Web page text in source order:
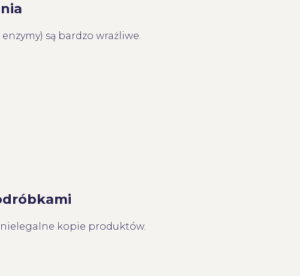
są bardzo wrażliwe.
kopie produktów.